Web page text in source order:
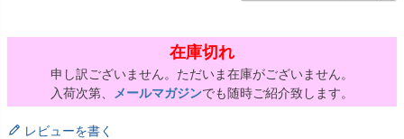
在庫切れ
申し訳ございません。ただいま在庫がございません。
入荷次第、
メールマガジンでも随時ご紹介致します。
レビューを書く